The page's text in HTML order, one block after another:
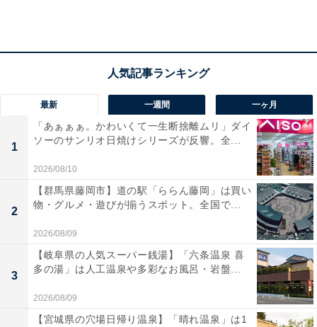
「ドリップカフェセット」は3種類あり、それぞれ初荷
価格が2200円、3900円、5600円」となっています。
初荷価格2200円のドリップカフェセットは、計30パック
のセットです。内容は「ドミニカンブレンド 2022」「マ
イルドブレンド」が各10パック、「ハワイコナブレン
ド」「ブルーマウンテンブレンド」が各5パック。合計
価格（税込、以下同）2850円から650円引きとなってい
ます。
初荷価格3900円のドリップカフェセットは、計60パッ
ク。内容は「ドミニカンブレンド 2022」「マイルドブレ
最新 一週間 一ヶ月
1
「あぁぁぁ。かわいくて一生断捨離ムリ」ダイ
ソーのサンリオ日焼けシリーズが反響。全...
2026/08/10
2
【群馬県藤岡市】道の駅「ららん藤岡」は買い
物・グルメ・遊びが揃うスポット。全国で...
2026/08/09
3
【岐阜県の人気スーパー銭湯】「六条温泉 喜
多の湯」は人工温泉や多彩なお風呂・岩盤...
2026/08/09
【宮城県の穴場日帰り温泉】「晴れ温泉」は1